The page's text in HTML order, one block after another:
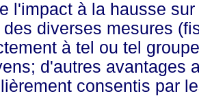
l'impact à la hausse
des diverses mesures
à tel ou tel
d'autres avantages
consentis par